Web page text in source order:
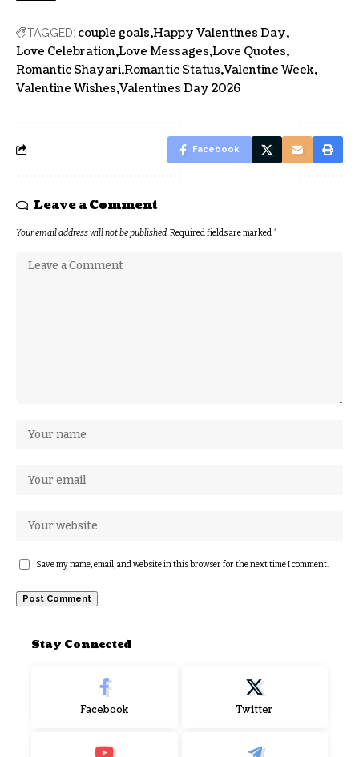
TAGGED: couple goals Happy Valentines Day
Love Celebration Love Messages Love Quotes
Romantic Shayari Romantic Status Valentine Week
Valentine Wishes Valentines Day 2026
Facebook
Leave a Comment
Your email address will not be published.Required fields are marked*
Save my name, email, and website in this browser for the next time I comment.
Stay Connected
Facebook Twitter